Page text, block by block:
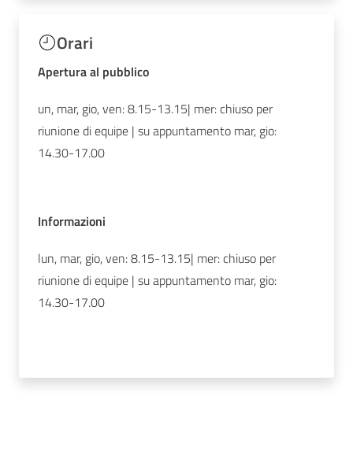
Orari
Apertura al pubblico
un, mar, gio, ven: 8.15-13.15| mer: chiuso per
riunione di equipe | su appuntamento mar, gio:
14.30-17.00
Informazioni
lun, mar, gio, ven: 8.15-13.15| mer: chiuso per
riunione di equipe | su appuntamento mar, gio:
14.30-17.00